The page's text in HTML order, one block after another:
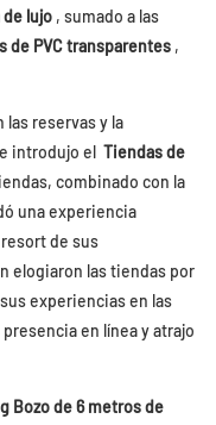
de lujo , sumado a las
de PVC transparentes ,
reservas y la
introdujo el Tiendas de
combinado con la
una experiencia
de sus
elogiaron las tiendas por
experiencias en las
en línea y atrajo
Bozo de 6 metros de